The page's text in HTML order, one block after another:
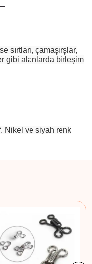
sırtları, çamaşırşlar,
gibi alanlarda birleşim
Nikel ve siyah renk